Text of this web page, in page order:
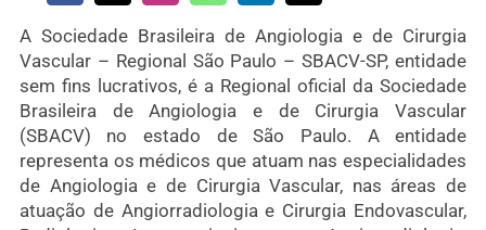
A Sociedade Brasileira de Angiologia e de Cirurgia
Vascular – Regional São Paulo – SBACV-SP, entidade
sem fins lucrativos, é a Regional oficial da Sociedade
Brasileira de Angiologia e de Cirurgia Vascular
(SBACV) no estado de São Paulo. A entidade
representa os médicos que atuam nas especialidades
de Angiologia e de Cirurgia Vascular, nas áreas de
atuação de Angiorradiologia e Cirurgia Endovascular,